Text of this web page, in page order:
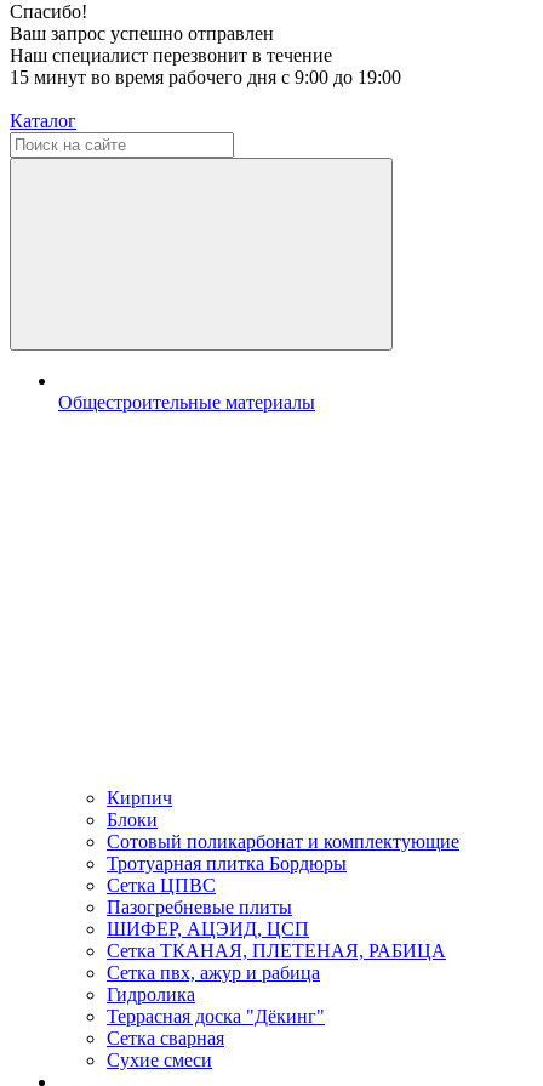
Спасибо!
Ваш запрос успешно отправлен
Наш специалист перезвонит в течение
15 минут во время рабочего дня с 9:00 до 19:00
Каталог
Общестроительные материалы
Кирпич
Блоки
Сотовый поликарбонат и комплектующие
Тротуарная плитка Бордюры
Сетка ЦПВС
Пазогребневые плиты
ШИФЕР, АЦЭИД, ЦСП
Сетка ТКАНАЯ, ПЛЕТЕНАЯ, РАБИЦА
Сетка пвх, ажур и рабица
Гидролика
Террасная доска "Дёкинг"
Сетка сварная
Сухие смеси